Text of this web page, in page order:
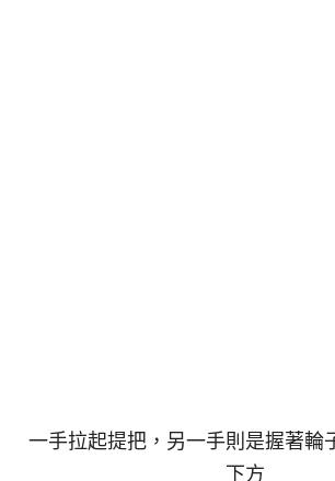
一手拉起提把，另一手則是握著輪
下方